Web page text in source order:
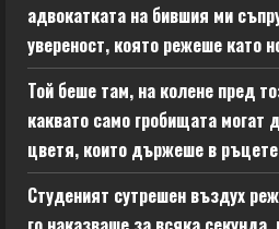
адвокатката на бившия ми
увереност, която режеше като
Той беше там, на колене пред
каквато само гробищата могат
цветя, които държеше в
Студеният сутрешен въздух